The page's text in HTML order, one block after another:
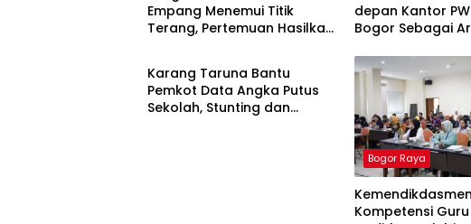
Empang Menemui Titik
Terang, Pertemuan Hasilkan
depan Kantor
Bogor Sebagai
Bogor Raya
Karang Taruna Bantu
Pemkot Data Angka Putus
Sekolah, Stunting dan
Bogor Raya
Kompetensi Guru